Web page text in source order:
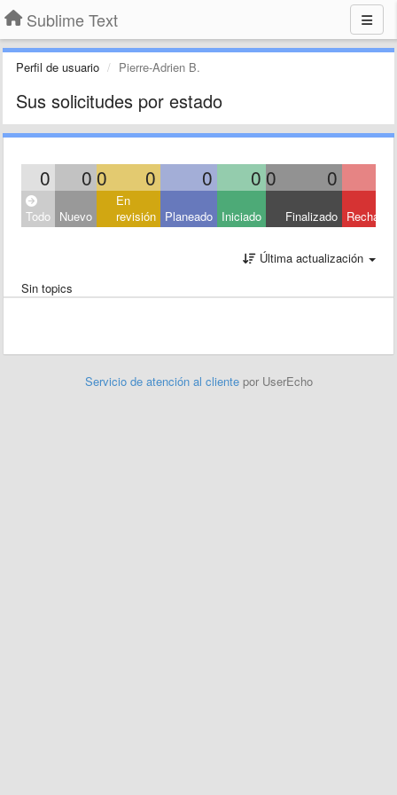
Sublime Text
Perfil de usuario Pierre-Adrien B.
Sus solicitudes por estado
0 0 0 0 0 0 0 0
Todo Nuevo
En
revisión Planeado Iniciado Finalizado
Última actualización
Sin topics
Servicio de atención al cliente por UserEcho